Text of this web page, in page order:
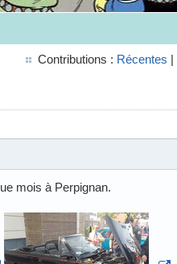
Contributions : Récentes |
mois à Perpignan.